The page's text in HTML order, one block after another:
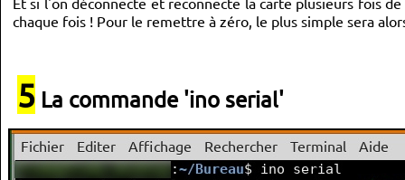
chaque fois ! Pour le remettre à zéro, le plus simple sera
5 La commande 'ino serial'